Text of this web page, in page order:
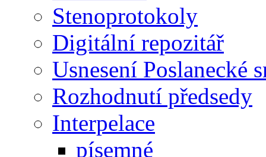
Stenoprotokoly
Digitální repozitář
Usnesení Poslanecké
Rozhodnutí předsedy
Interpelace
písemné